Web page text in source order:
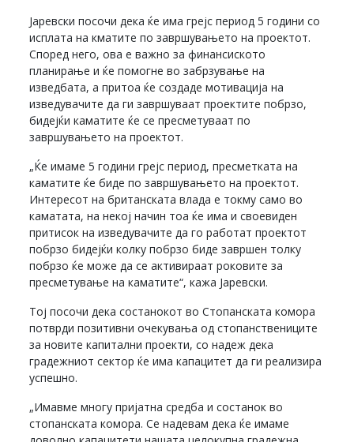
Јаревски посочи дека ќе има грејс период 5 години со
исплата на кматите по завршувањето на проектот.
Според него, ова е важно за финансиското
планирање и ќе помогне во забрзување на
изведбата, а притоа ќе создаде мотивација на
изведувачите да ги завршуваат проектите побрзо,
бидејќи каматите ќе се пресметуваат по
завршувањето на проектот.
„Ќе имаме 5 години грејс период, пресметката на
каматите ќе биде по завршувањето на проектот.
Интересот на британската влада е токму само во
каматата, на некој начин тоа ќе има и своевиден
притисок на изведувачите да го работат проектот
побрзо бидејќи колку побрзо биде завршен толку
побрзо ќе може да се активираат роковите за
пресметување на каматите“, кажа Јаревски.
Тој посочи дека состанокот во Стопанската комора
потврди позитивни очекувања од стопанствениците
за новите капитални проекти, со надеж дека
градежниот сектор ќе има капацитет да ги реализира
успешно.
„Имавме многу пријатна средба и состанок во
стопанската комора. Се надевам дека ќе имаме